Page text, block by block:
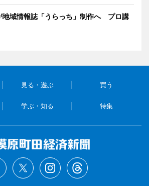
地域情報誌「うらっち」制作へ プロ講
見る・遊ぶ 買う
学ぶ・知る 特集